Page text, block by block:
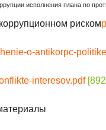
исполнения плана по
риском
o-antikorpc-
interesov.pdf